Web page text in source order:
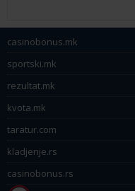
casinobonus.mk
sportski.mk
rezultat.mk
kvota.mk
taratur.com
kladjenje.rs
casinobonus.rs